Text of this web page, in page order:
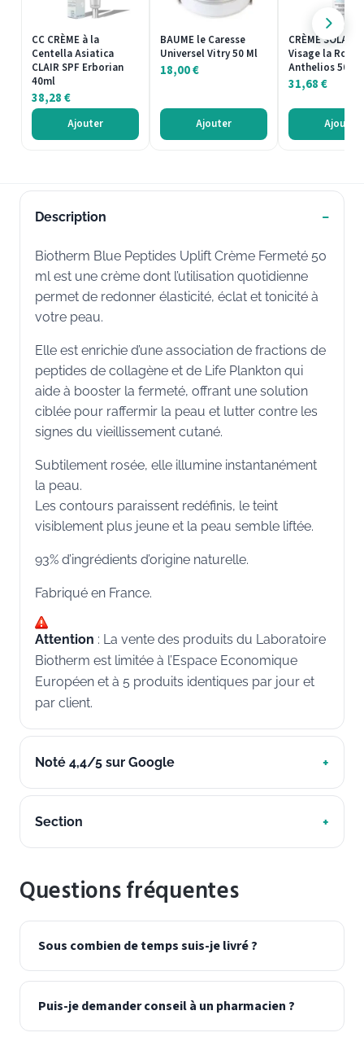
CC CRÈME à la
Centella Asiatica
CLAIR SPF Erborian
40ml
38,28€
Ajouter
BAUME le Caresse
Universel Vitry 50 Ml
18,00€
Ajouter
CRÈME
Visage la
Anthelios 50ml
31,68€
Ajouter
Description
Biotherm Blue Peptides Uplift Crème Fermeté 50
ml est une crème dont l’utilisation quotidienne
permet de redonner élasticité, éclat et tonicité à
votre peau.
Elle est enrichie d’une association de fractions de
peptides de collagène et de Life Plankton qui
aide à booster la fermeté, offrant une solution
ciblée pour raffermir la peau et lutter contre les
signes du vieillissement cutané.
Subtilement rosée, elle illumine instantanément
la peau.
Les contours paraissent redéfinis, le teint
visiblement plus jeune et la peau semble liftée.
93% d’ingrédients d’origine naturelle.
Fabriqué en France.
Attention : La vente des produits du Laboratoire
Biotherm est limitée à l’Espace Economique
Européen et à 5 produits identiques par jour et
par client.
Noté 4,4/5 sur Google
Section
Questions fréquentes
Sous combien de temps suis-je livré ?
Puis-je demander conseil à un pharmacien ?